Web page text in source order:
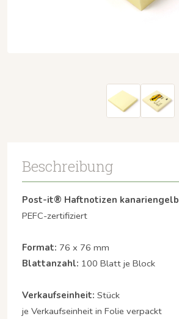
Beschreibung
Post-it® Haftnotizen kanariengelb
PEFC-zertifiziert
Format: 76 x 76 mm
Blattanzahl: 100 Blatt je Block
Verkaufseinheit: Stück
je Verkaufseinheit in Folie verpackt